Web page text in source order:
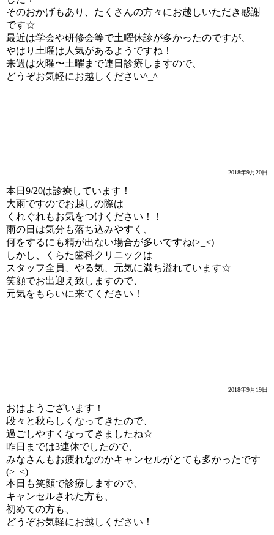
そのおかげもあり、たくさんの方々にお越しいただき感謝
です☆
最近は学会や研修会等で土曜休診が多かったのですが、
やはり土曜は人気があるようですね！
来週は火曜〜土曜まで連日診療しますので、
どうぞお気軽にお越しください^_^
2018年9月20日
本日9/20は診療しています！
大雨ですのでお越しの際は
くれぐれもお気をつけください！！
雨の日は気分も落ち込みやすく、
何をするにも精が出ない場合が多いですね(>_<)
しかし、くらた歯科クリニックは
スタッフ全員、やる気、元気に満ち溢れています☆
笑顔でお出迎え致しますので、
元気をもらいに来てください！
2018年9月19日
おはようございます！
段々と秋らしくなってきたので、
過ごしやすくなってきましたね☆
昨日までは3連休でしたので、
みなさんもお疲れなのかキャンセルがとても多かったです
(>_<)
本日も笑顔で診療しますので、
キャンセルされた方も、
初めての方も、
どうぞお気軽にお越しください！